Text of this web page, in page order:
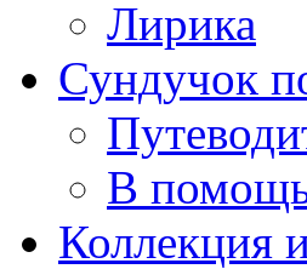
Лирика
Сундучок
В
Коллекция